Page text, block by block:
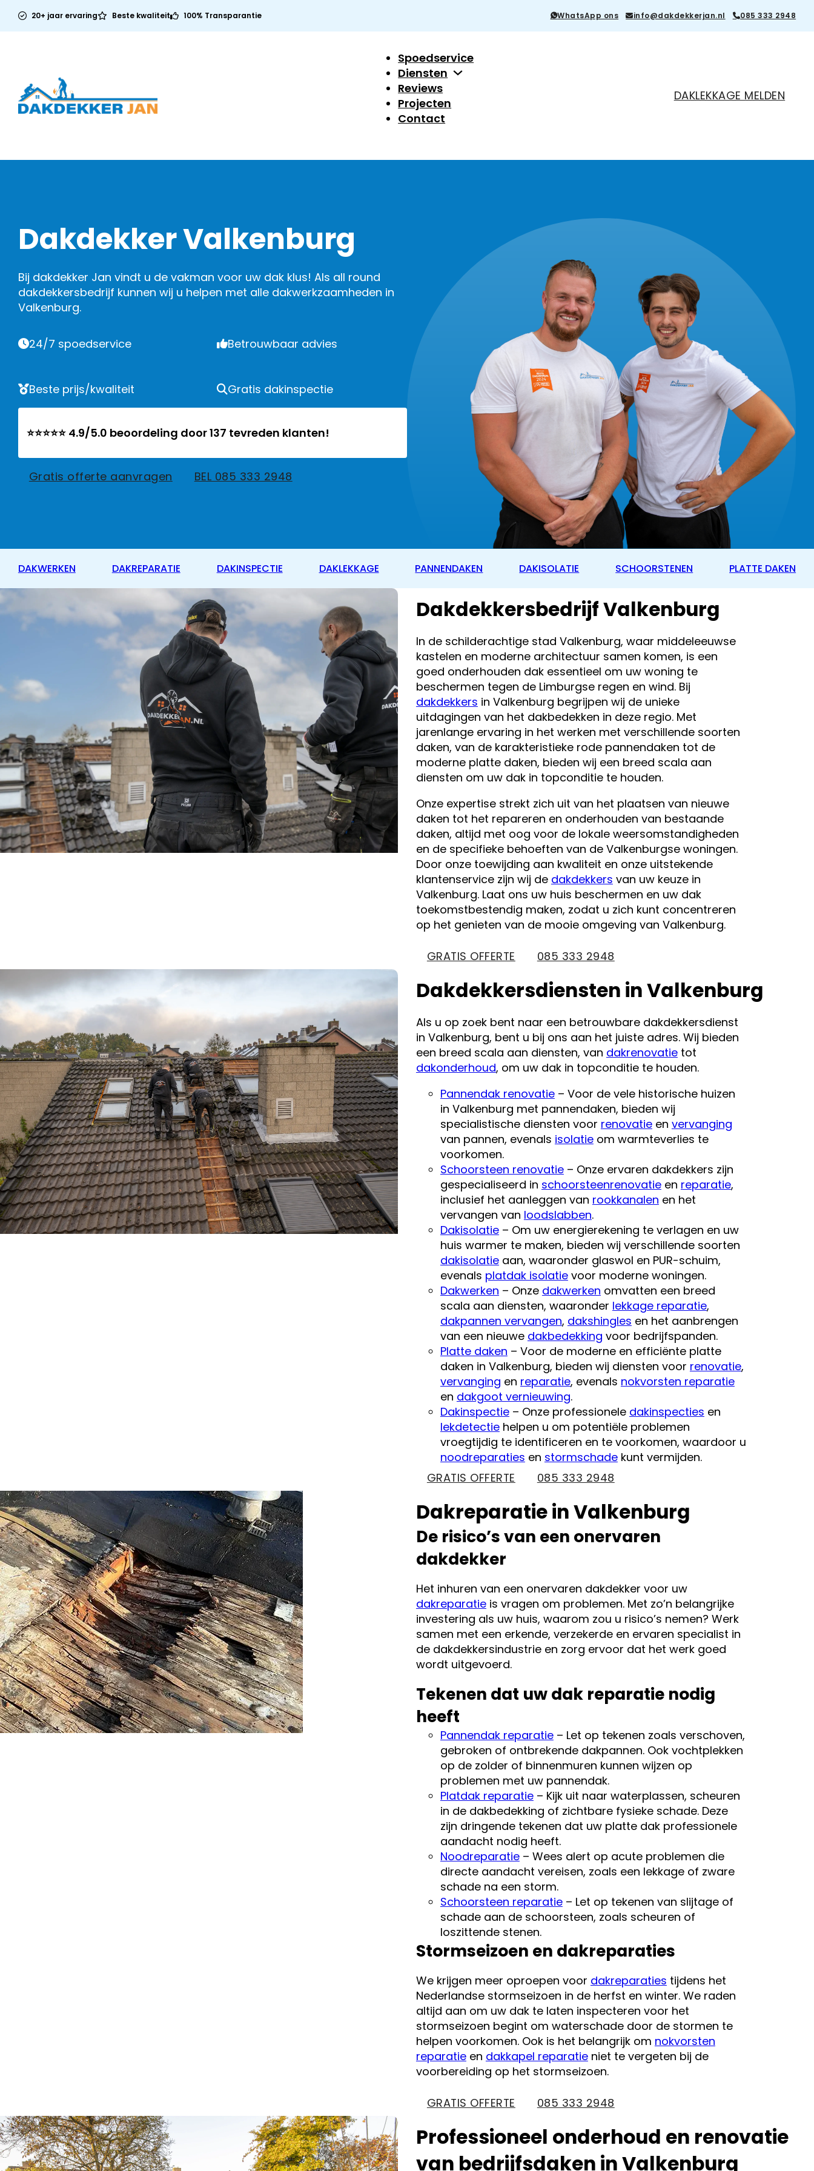
20+ jaar ervaring Beste kwaliteit 100% Transparantie WhatsApp ons info@dakdekkerjan.nl 085 333 2948
Spoedservice
Diensten
Reviews
Projecten
Contact
DAKLEKKAGE MELDEN
Dakdekker Valkenburg
Bij dakdekker Jan vindt u de vakman voor uw dak klus! Als all round
dakdekkersbedrijf kunnen wij u helpen met alle dakwerkzaamheden in
Valkenburg.
24/7 spoedservice Betrouwbaar advies
Beste prijs/kwaliteit Gratis dakinspectie
⭐⭐⭐⭐⭐ 4.9/5.0 beoordeling door 137 tevreden klanten!
Gratis offerte aanvragen BEL 085 333 2948
DAKWERKEN DAKREPARATIE DAKINSPECTIE DAKLEKKAGE PANNENDAKEN DAKISOLATIE SCHOORSTENEN PLATTE DAKEN
Dakdekkersbedrijf Valkenburg
In de schilderachtige stad Valkenburg, waar middeleeuwse
kastelen en moderne architectuur samen komen, is een
goed onderhouden dak essentieel om uw woning te
beschermen tegen de Limburgse regen en wind. Bij
dakdekkers in Valkenburg begrijpen wij de unieke
uitdagingen van het dakbedekken in deze regio. Met
jarenlange ervaring in het werken met verschillende soorten
daken, van de karakteristieke rode pannendaken tot de
moderne platte daken, bieden wij een breed scala aan
diensten om uw dak in topconditie te houden.
Onze expertise strekt zich uit van het plaatsen van nieuwe
daken tot het repareren en onderhouden van bestaande
daken, altijd met oog voor de lokale weersomstandigheden
en de specifieke behoeften van de Valkenburgse woningen.
Door onze toewijding aan kwaliteit en onze uitstekende
klantenservice zijn wij de dakdekkers van uw keuze in
Valkenburg. Laat ons uw huis beschermen en uw dak
toekomstbestendig maken, zodat u zich kunt concentreren
op het genieten van de mooie omgeving van Valkenburg.
GRATIS OFFERTE 085 333 2948
Dakdekkersdiensten in Valkenburg
Als u op zoek bent naar een betrouwbare dakdekkersdienst
in Valkenburg, bent u bij ons aan het juiste adres. Wij bieden
een breed scala aan diensten, van dakrenovatietot
dakonderhoud, om uw dak in topconditie te houden.
Pannendak renovatie– Voor de vele historische huizen
in Valkenburg met pannendaken, bieden wij
specialistische diensten voor renovatieen vervanging
van pannen, evenals isolatieom warmteverlies te
voorkomen.
Schoorsteen renovatie– Onze ervaren dakdekkers zijn
gespecialiseerd in schoorsteenrenovatieen reparatie,
inclusief het aanleggen van rookkanalen en het
vervangen van loodslabben.
Dakisolatie– Om uw energierekening te verlagen en uw
huis warmer te maken, bieden wij verschillende soorten
dakisolatieaan, waaronder glaswol en PUR-schuim,
evenals platdak isolatievoor moderne woningen.
Dakwerken – Onze dakwerken omvatten een breed
scala aan diensten, waaronder lekkage reparatie,
dakpannen vervangen, dakshingles en het aanbrengen
van een nieuwe dakbedekking voor bedrijfspanden.
Platte daken – Voor de moderne en efficiënte platte
daken in Valkenburg, bieden wij diensten voor renovatie,
vervanging en reparatie, evenals nokvorsten reparatie
en dakgoot vernieuwing.
Dakinspectie– Onze professionele dakinspecties en
lekdetectiehelpen u om potentiële problemen
vroegtijdig te identificeren en te voorkomen, waardoor u
noodreparaties en stormschadekunt vermijden.
GRATIS OFFERTE
085 333 2948
Dakreparatie in Valkenburg
De risico’s van een onervaren
dakdekker
Het inhuren van een onervaren dakdekker voor uw
dakreparatieis vragen om problemen. Met zo’n belangrijke
investering als uw huis, waarom zou u risico’s nemen? Werk
samen met een erkende, verzekerde en ervaren specialist in
de dakdekkersindustrie en zorg ervoor dat het werk goed
wordt uitgevoerd.
Tekenen dat uw dak reparatie nodig
heeft
Pannendak reparatie– Let op tekenen zoals verschoven,
gebroken of ontbrekende dakpannen. Ook vochtplekken
op de zolder of binnenmuren kunnen wijzen op
problemen met uw pannendak.
Platdak reparatie– Kijk uit naar waterplassen, scheuren
in de dakbedekking of zichtbare fysieke schade. Deze
zijn dringende tekenen dat uw platte dak professionele
aandacht nodig heeft.
Noodreparatie– Wees alert op acute problemen die
directe aandacht vereisen, zoals een lekkage of zware
schade na een storm.
Schoorsteen reparatie– Let op tekenen van slijtage of
schade aan de schoorsteen, zoals scheuren of
loszittende stenen.
Stormseizoen en dakreparaties
We krijgen meer oproepen voor dakreparaties tijdens het
Nederlandse stormseizoen in de herfst en winter. We raden
altijd aan om uw dak te laten inspecteren voor het
stormseizoen begint om waterschade door de stormen te
helpen voorkomen. Ook is het belangrijk om nokvorsten
reparatieen dakkapel reparatieniet te vergeten bij de
voorbereiding op het stormseizoen.
GRATIS OFFERTE 085 333 2948
Professioneel onderhoud en renovatie
van bedrijfsdaken in Valkenburg